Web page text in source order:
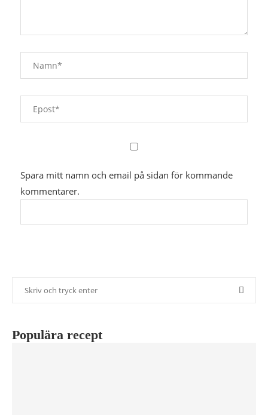
Spara mitt namn och email på sidan för kommande
kommentarer.
Populära recept